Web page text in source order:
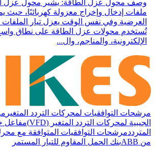
وصف محول عزل الطاقة: يشير محول عزل
ملفات إدخال وإخراج معزولة كهربائيًا، حيث
العرضية وفي نفس الوقت يعزل تيار الملفات
تُستخدم محولات عزل الطاقة على نطاق
الإلكترونية، والمناجم، وال...
مرشحات التوافقيات لمحركات التردد المتغير
الجيبية لمحركات التردد المتغير (VFD)
مفاعل
المترددمرشحات التوافقيات المتوافقة مع
من ABB
بنك الحمل المقاوم للتيار المستمر